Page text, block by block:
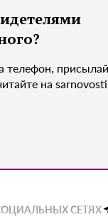
телефон,
на
СЕТЯХ